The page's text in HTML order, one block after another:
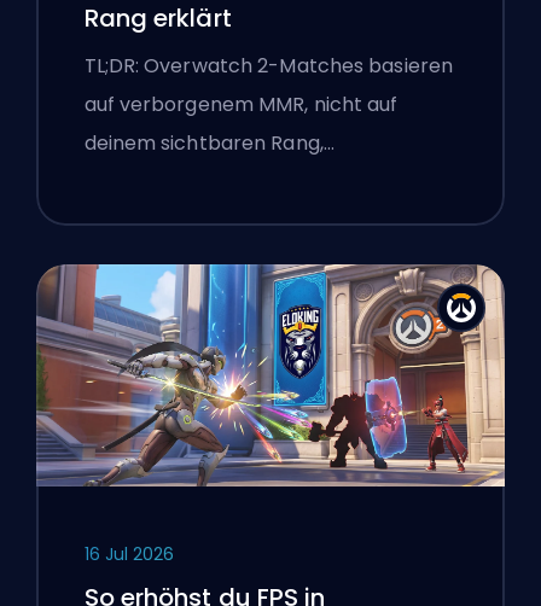
Rang erklärt
TL;DR: Overwatch 2-Matches basieren
auf verborgenem MMR, nicht auf
deinem sichtbaren Rang,…
16 Jul 2026
So erhöhst du FPS in